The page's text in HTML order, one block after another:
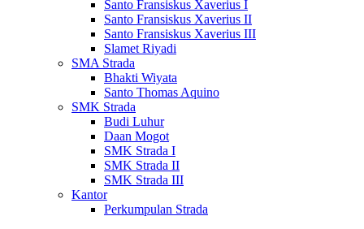
Santo Fransiskus Xaverius I
Santo Fransiskus Xaverius II
Santo Fransiskus Xaverius III
Slamet Riyadi
SMA Strada
Bhakti Wiyata
Santo Thomas Aquino
SMK Strada
Budi Luhur
Daan Mogot
SMK Strada I
SMK Strada II
SMK Strada III
Kantor
Perkumpulan Strada